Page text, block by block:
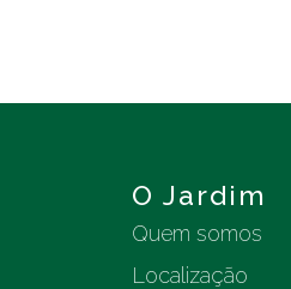
O Jardim
Quem somos
Localização